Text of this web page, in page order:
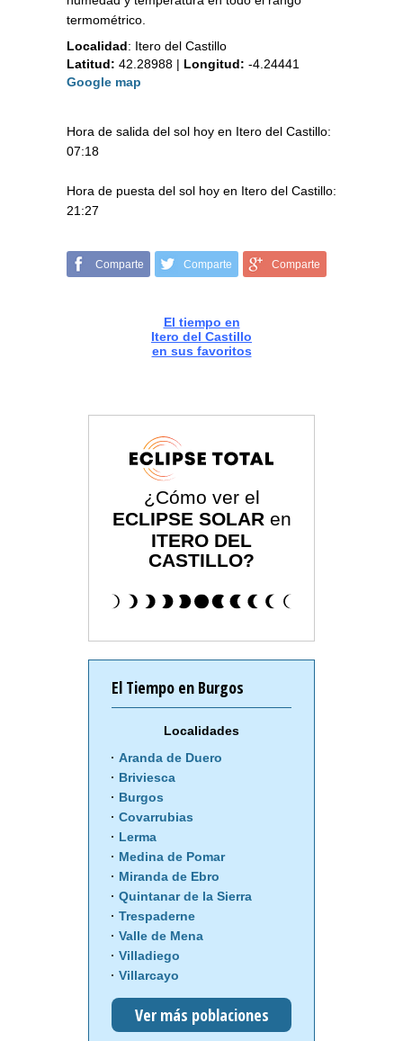
termométrico.
Localidad: Itero del Castillo
Latitud: 42.28988 | Longitud: -4.24441
Google map
Hora de salida del sol hoy en Itero del Castillo:
07:18
Hora de puesta del sol hoy en Itero del Castillo:
21:27
Comparte Comparte Comparte
El tiempo en
Itero del Castillo
en sus favoritos
¿Cómo ver el
ECLIPSE SOLAR en
ITERO DEL
CASTILLO?
El Tiempo en Burgos
Localidades
Aranda de Duero
Briviesca
Burgos
Covarrubias
Lerma
Medina de Pomar
Miranda de Ebro
Quintanar de la Sierra
Trespaderne
Valle de Mena
Villadiego
Villarcayo
Ver más poblaciones